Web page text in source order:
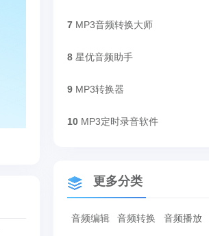
7 MP3音频转换大师
8 星优音频助手
9 MP3转换器
10 MP3定时录音软件
更多分类
音频编辑 音频转换 音频播放